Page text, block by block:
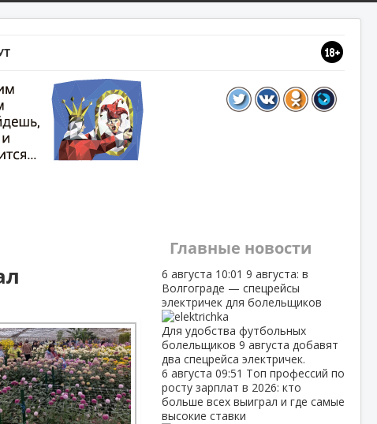
Главные новости
6 августа 10:01 9 августа: в
Волгограде — спецрейсы
электричек для болельщиков
Для удобства футбольных
болельщиков 9 августа добавят
два спецрейса электричек.
6 августа 09:51 Топ профессий по
росту зарплат в 2026: кто
больше всех выиграл и где самые
высокие ставки